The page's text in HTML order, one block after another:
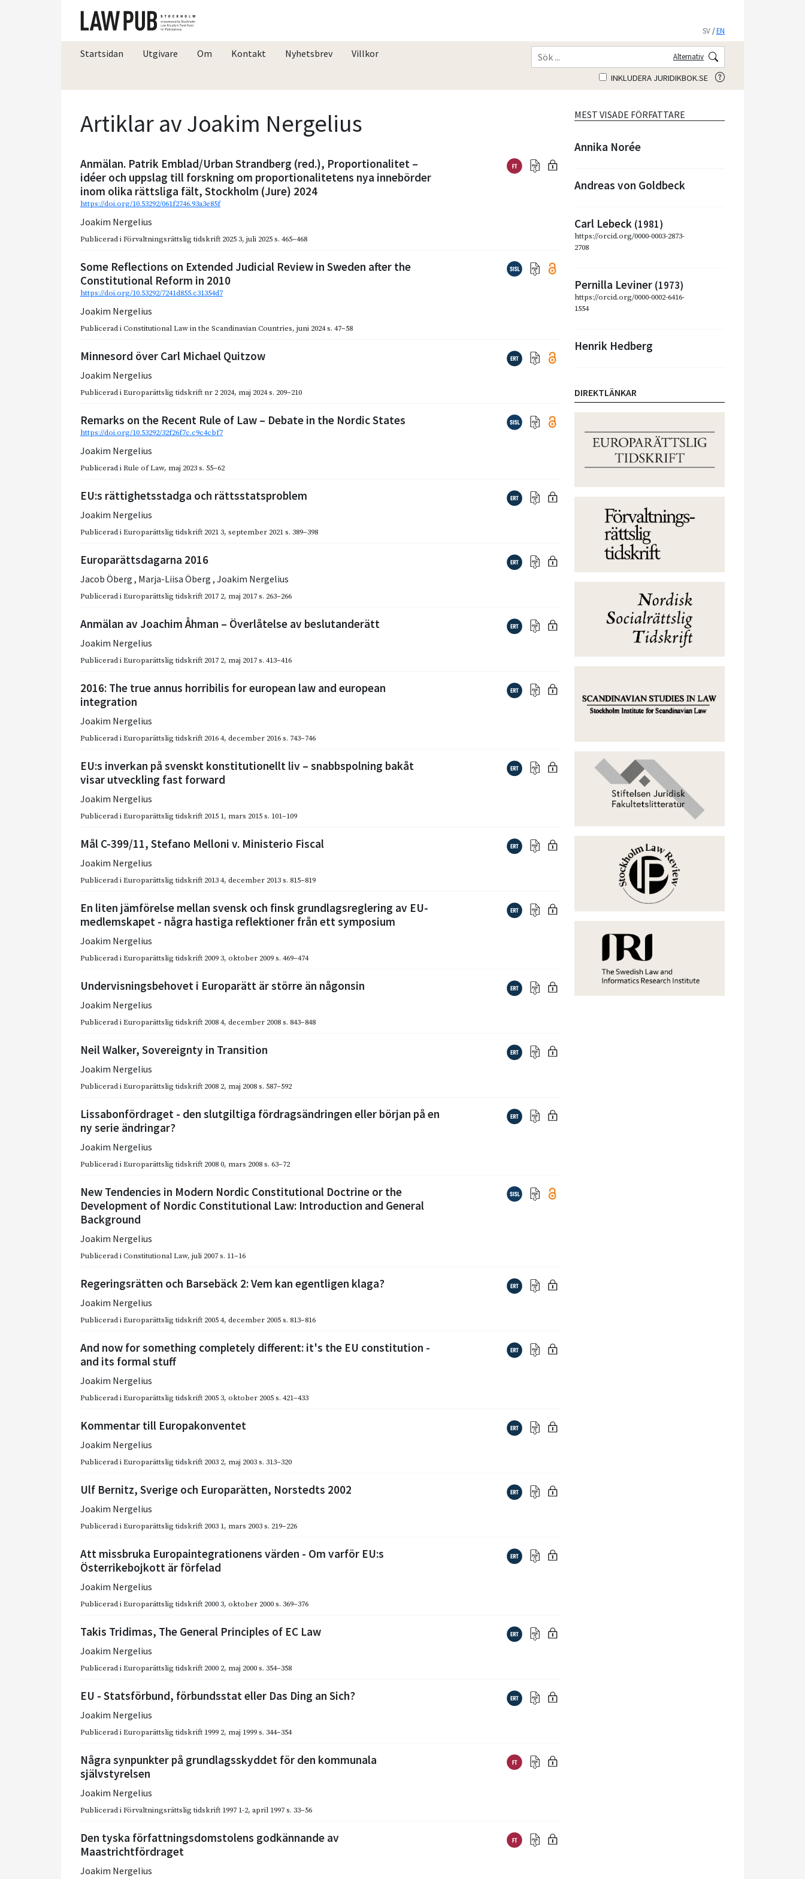
SV /EN
Startsidan Utgivare Om Kontakt Nyhetsbrev Villkor Alternativ
INKLUDERA JURIDIKBOK.SE
Artiklar av Joakim Nergelius
Anmälan. Patrik Emblad/Urban Strandberg (red.), Proportionalitet –
idéer och uppslag till forskning om proportionalitetens nya innebörder
inom olika rättsliga fält, Stockholm (Jure) 2024
https://doi.org/10.53292/061f2746.93a3e85f
Joakim Nergelius
Publicerad iFörvaltningsrättslig tidskrift 2025 3, juli 2025s. 465–468
Some Reflections on Extended Judicial Review in Sweden after the
Constitutional Reform in 2010
https://doi.org/10.53292/7241d855.c31354d7
Joakim Nergelius
Publicerad iConstitutional Law in the Scandinavian Countries, juni 2024s. 47–58
Minnesord över Carl Michael Quitzow
Joakim Nergelius
Publicerad iEuroparättslig tidskrift nr 2 2024, maj 2024s. 209–210
Remarks on the Recent Rule of Law – Debate in the Nordic States
https://doi.org/10.53292/32f26f7c.c9c4cbf7
Joakim Nergelius
Publicerad iRule of Law, maj 2023s. 55–62
EU:s rättighetsstadga och rättsstatsproblem
Joakim Nergelius
Publicerad iEuroparättslig tidskrift 2021 3, september 2021s. 389–398
Europarättsdagarna 2016
Jacob Öberg , Marja-Liisa Öberg , Joakim Nergelius
Publicerad iEuroparättslig tidskrift 2017 2, maj 2017s. 263–266
Anmälan av Joachim Åhman – Överlåtelse av beslutanderätt
Joakim Nergelius
Publicerad iEuroparättslig tidskrift 2017 2, maj 2017s. 413–416
2016: The true annus horribilis for european law and european
integration
Joakim Nergelius
Publicerad iEuroparättslig tidskrift 2016 4, december 2016s. 743–746
EU:s inverkan på svenskt konstitutionellt liv – snabbspolning bakåt
visar utveckling fast forward
Joakim Nergelius
Publicerad iEuroparättslig tidskrift 2015 1, mars 2015s. 101–109
Mål C-399/11, Stefano Melloni v. Ministerio Fiscal
Joakim Nergelius
Publicerad iEuroparättslig tidskrift 2013 4, december 2013s. 815–819
En liten jämförelse mellan svensk och finsk grundlagsreglering av EU-
medlemskapet - några hastiga reflektioner från ett symposium
Joakim Nergelius
Publicerad iEuroparättslig tidskrift 2009 3, oktober 2009s. 469–474
Undervisningsbehovet i Europarätt är större än någonsin
Joakim Nergelius
Publicerad iEuroparättslig tidskrift 2008 4, december 2008s. 843–848
Neil Walker, Sovereignty in Transition
Joakim Nergelius
Publicerad iEuroparättslig tidskrift 2008 2, maj 2008s. 587–592
Lissabonfördraget - den slutgiltiga fördragsändringen eller början på en
ny serie ändringar?
Joakim Nergelius
Publicerad iEuroparättslig tidskrift 2008 0, mars 2008s. 63–72
New Tendencies in Modern Nordic Constitutional Doctrine or the
Development of Nordic Constitutional Law: Introduction and General
Background
Joakim Nergelius
Publicerad iConstitutional Law, juli 2007s. 11–16
Regeringsrätten och Barsebäck 2: Vem kan egentligen klaga?
Joakim Nergelius
Publicerad iEuroparättslig tidskrift 2005 4, december 2005s. 813–816
And now for something completely different: it's the EU constitution -
and its formal stuff
Joakim Nergelius
Publicerad iEuroparättslig tidskrift 2005 3, oktober 2005s. 421–433
Kommentar till Europakonventet
Joakim Nergelius
Publicerad iEuroparättslig tidskrift 2003 2, maj 2003s. 313–320
Ulf Bernitz, Sverige och Europarätten, Norstedts 2002
Joakim Nergelius
Publicerad iEuroparättslig tidskrift 2003 1, mars 2003s. 219–226
Att missbruka Europaintegrationens värden - Om varför EU:s
Österrikebojkott är förfelad
Joakim Nergelius
Publicerad iEuroparättslig tidskrift 2000 3, oktober 2000s. 369–376
Takis Tridimas, The General Principles of EC Law
Joakim Nergelius
Publicerad iEuroparättslig tidskrift 2000 2, maj 2000s. 354–358
EU - Statsförbund, förbundsstat eller Das Ding an Sich?
Joakim Nergelius
Publicerad iEuroparättslig tidskrift 1999 2, maj 1999s. 344–354
Några synpunkter på grundlagsskyddet för den kommunala
självstyrelsen
Joakim Nergelius
Publicerad iFörvaltningsrättslig tidskrift 1997 1-2, april 1997s. 33–56
Den tyska författningsdomstolens godkännande av
Maastrichtfördraget
Joakim Nergelius
MEST VISADE FÖRFATTARE
Annika Norée
Andreas von Goldbeck
Carl Lebeck (1981)
https://orcid.org/0000-0003-2873-
2708
Pernilla Leviner (1973)
https://orcid.org/0000-0002-6416-
1554
Henrik Hedberg
DIREKTLÄNKAR